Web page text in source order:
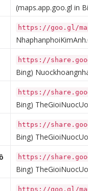
(maps.app.goo.gl in
https://goo.gl/
https://
Bing)
https://
Bing)
https://
Bing)
https://
Bing)
https://goo.gl/